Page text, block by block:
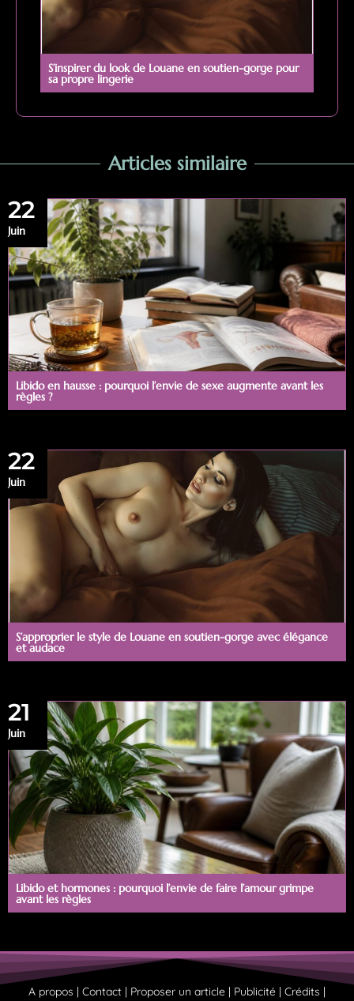
S’inspirer du look de Louane en soutien-gorge pour
sa propre lingerie
Articles similaire
22
Juin
Libido en hausse : pourquoi l’envie de sexe augmente avant les
règles ?
22
Juin
S’approprier le style de Louane en soutien-gorge avec élégance
et audace
21
Juin
Libido et hormones : pourquoi l’envie de faire l’amour grimpe
avant les règles
A propos | Contact | Proposer un article | Publicité | Crédits |